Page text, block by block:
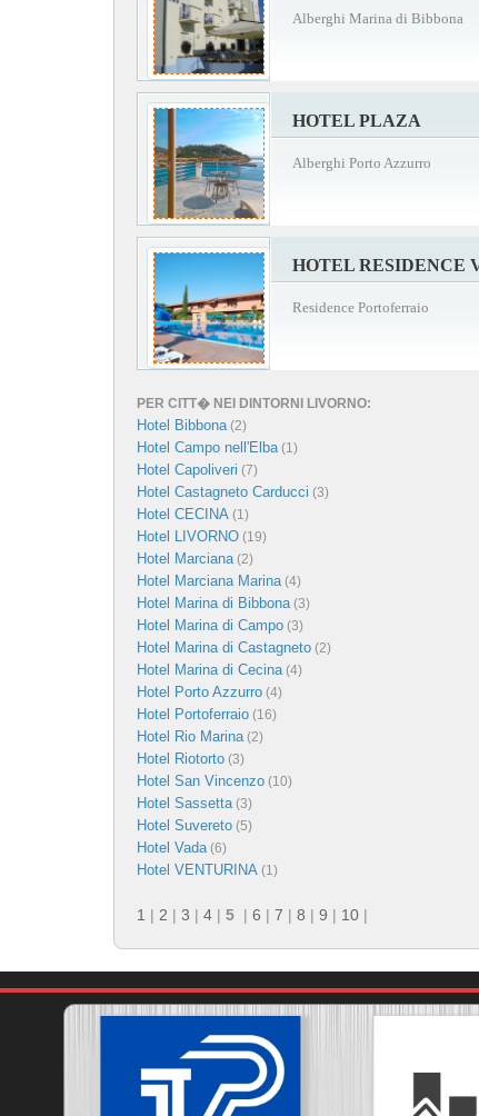
Alberghi Marina di Bibbona
HOTEL PLAZA
Alberghi Porto Azzurro
HOTEL RESIDENCE
Residence Portoferraio
PER CITT� NEI DINTORNI LIVORNO:
Hotel Bibbona(2)
Hotel Campo nell'Elba(1)
Hotel Capoliveri (7)
Hotel Castagneto Carducci (3)
Hotel CECINA (1)
Hotel LIVORNO (19)
Hotel Marciana(2)
Hotel Marciana Marina(4)
Hotel Marina di Bibbona(3)
Hotel Marina di Campo (3)
Hotel Marina di Castagneto (2)
Hotel Marina di Cecina(4)
Hotel Porto Azzurro (4)
Hotel Portoferraio (16)
Hotel Rio Marina(2)
Hotel Riotorto (3)
Hotel San Vincenzo (10)
Hotel Sassetta(3)
Hotel Suvereto (5)
Hotel Vada(6)
Hotel VENTURINA (1)
1 | 2 | 3 | 4 | 5 | 6 | 7 | 8 | 9 | 10 |